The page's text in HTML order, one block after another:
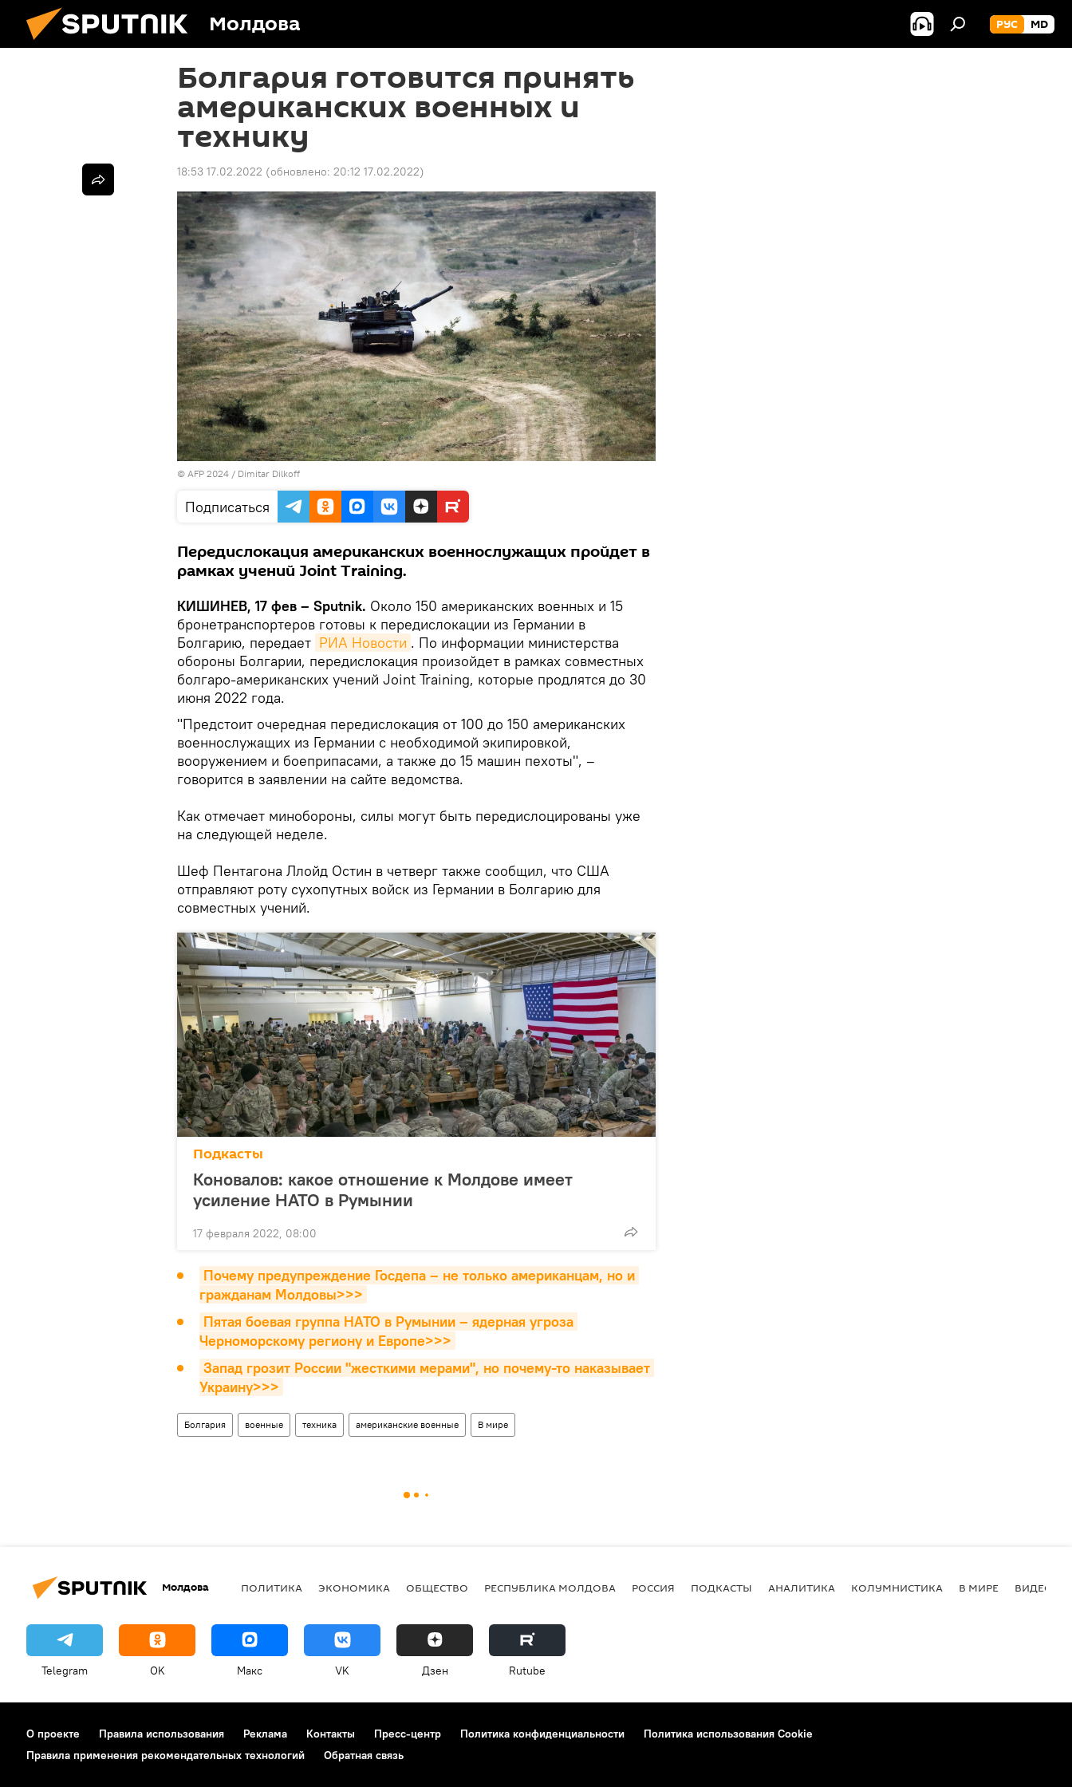
Молдова РУС MD
Болгария готовится принять
американских военных и
технику
18:53 17.02.2022 (обновлено: 20:12 17.02.2022)
© AFP 2024 / Dimitar Dilkoff
Подписаться
Передислокация американских военнослужащих пройдет в
рамках учений Joint Training.
КИШИНЕВ, 17 фев – Sputnik. Около 150 американских военных и 15
бронетранспортеров готовы к передислокации из Германии в
Болгарию, передает РИА Новости . По информации министерства
обороны Болгарии, передислокация произойдет в рамках совместных
болгаро-американских учений Joint Training, которые продлятся до 30
июня 2022 года.
"Предстоит очередная передислокация от 100 до 150 американских
военнослужащих из Германии с необходимой экипировкой,
вооружением и боеприпасами, а также до 15 машин пехоты", –
говорится в заявлении на сайте ведомства.
Как отмечает минобороны, силы могут быть передислоцированы уже
на следующей неделе.
Шеф Пентагона Ллойд Остин в четверг также сообщил, что США
отправляют роту сухопутных войск из Германии в Болгарию для
совместных учений.
Подкасты
Коновалов: какое отношение к Молдове имеет
усиление НАТО в Румынии
17 февраля 2022, 08:00
Почему предупреждение Госдепа – не только американцам, но и
гражданам Молдовы>>>
Пятая боевая группа НАТО в Румынии – ядерная угроза
Черноморскому региону и Европе>>>
Запад грозит России "жесткими мерами", но почему-то наказывает
Украину>>>
Болгария военные техника американские военные В мире
Молдова ПОЛИТИКА ЭКОНОМИКА ОБЩЕСТВО РЕСПУБЛИКА МОЛДОВА РОССИЯ ПОДКАСТЫ АНАЛИТИКА КОЛУМНИСТИКА В МИРЕ ВИДЕО
Telegram OK Макс VK Дзен Rutube
О проекте Правила использования Реклама Контакты Пресс-центр Политика конфиденциальности
Политика использования Cookie
Правила применения рекомендательных технологий
Обратная связь